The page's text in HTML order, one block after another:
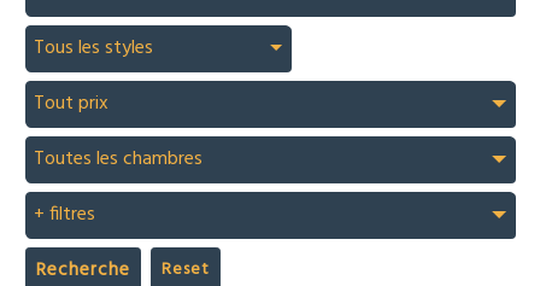
Tous les styles
Tout prix
Toutes les chambres
+ filtres
Recherche